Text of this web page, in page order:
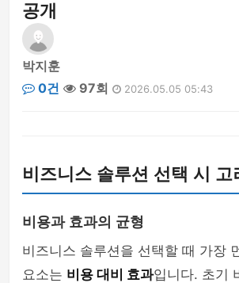
공개
박지훈
0건
97회 2026.05.05 05:43
비즈니스 솔루션 선택 시 고
비용과 효과의 균형
비즈니스 솔루션을 선택할 때 가장
요소는 비용 대비 효과입니다. 초기